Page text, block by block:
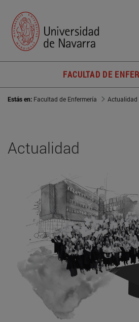
FACULTAD DE
Estás en: Facultad de Enfermería Actualidad
Actualidad